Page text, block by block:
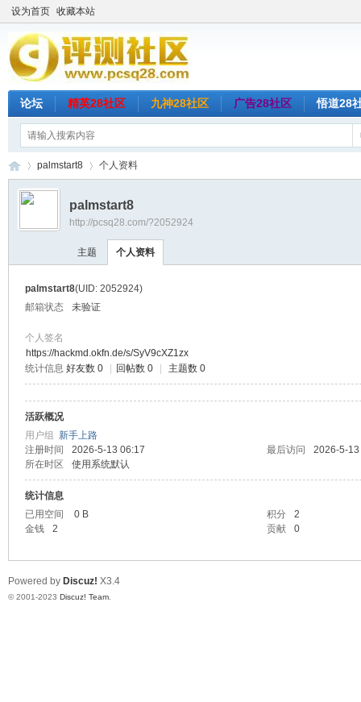
设为首页 收藏本站
论坛 精英28社区 九神28社区 广告28社区 悟道28
›
palmstart8 个人资料
palmstart8
http://pcsq28.com/?2052924
主题 个人资料
palmstart8(UID: 2052924)
邮箱状态
未验证
个人签名
https://hackmd.okfn.de/s/SyV9cXZ1zx
统计信息 好友数 0 回帖数 0 主题数 0
活跃概况
用户组 新手上路
注册时间
2026-5-13 06:17 最后访问
2026-5-
所在时区
使用系统默认
统计信息
已用空间
0 B 积分
2
金钱
2 贡献 0
Powered by Discuz! X3.4
© 2001-2023 Discuz! Team